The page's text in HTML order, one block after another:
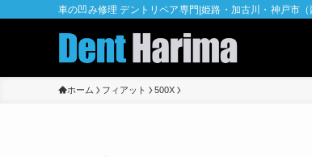
車の凹み修理 デントリペア専門|姫路・加古川・神戸市
ホーム フィアット 500X